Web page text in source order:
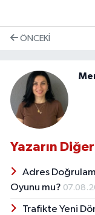
ÖNCEKI
Yazarın Diğer
Adres
Oyunu mu?
Trafikte Yeni